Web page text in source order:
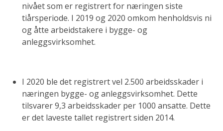
nivået som er registrert for næringen siste
tiårsperiode. I 2019 og 2020 omkom henholdsvis ni
og åtte arbeidstakere i bygge- og
anleggsvirksomhet.
I 2020 ble det registrert vel 2.500 arbeidsskader i
næringen bygge- og anleggsvirksomhet. Dette
tilsvarer 9,3 arbeidsskader per 1000 ansatte. Dette
er det laveste tallet registrert siden 2014.